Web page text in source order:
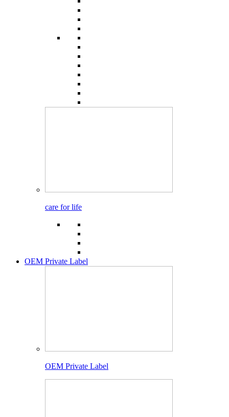
care for life
OEM Private Label
OEM Private Label